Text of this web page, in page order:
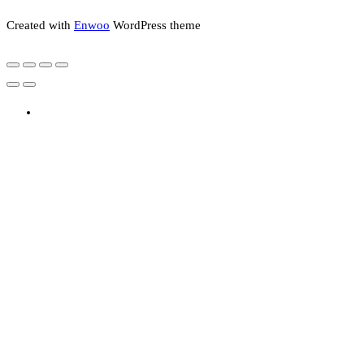
Created with Enwoo WordPress theme